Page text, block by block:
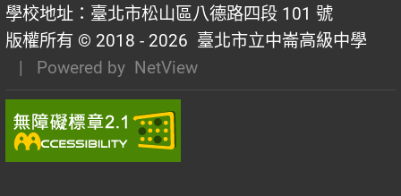
學校地址：臺北市松山區八德路四段 101 號
版權所有 © 2018 - 2026 臺北市立中崙高級中學
| Powered by NetView